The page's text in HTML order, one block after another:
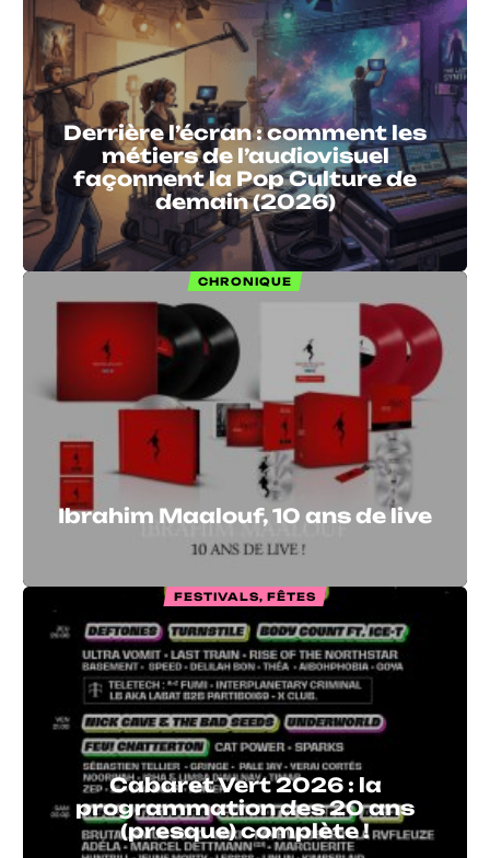
Derrière l’écran : comment les
métiers de l’audiovisuel
façonnent la Pop Culture de
demain (2026)
CHRONIQUE
Ibrahim Maalouf, 10 ans de live
FESTIVALS, FÊTES
Cabaret Vert 2026 : la
programmation des 20 ans
(presque) complète !